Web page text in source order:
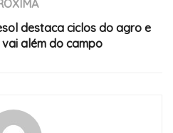
destaca ciclos do agro e
além do campo